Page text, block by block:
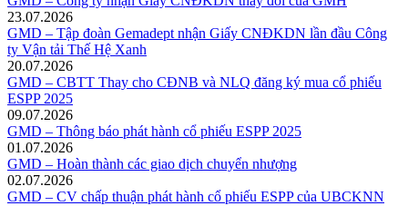
23.07.2026
GMD – Tập đoàn Gemadept nhận Giấy CNĐKDN lần đầu Công
ty Vận tải Thế Hệ Xanh
20.07.2026
GMD – CBTT Thay cho CĐNB và NLQ đăng ký mua cổ phiếu
ESPP 2025
09.07.2026
GMD – Thông báo phát hành cổ phiếu ESPP 2025
01.07.2026
GMD – Hoàn thành các giao dịch chuyển nhượng
02.07.2026
GMD – CV chấp thuận phát hành cổ phiếu ESPP của UBCKNN